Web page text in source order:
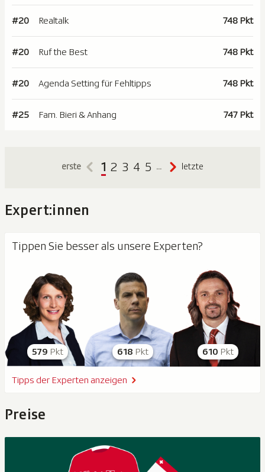
#20 Realtalk 748 Pkt
#20 Ruf the Best 748 Pkt
#20 Agenda Setting für Fehltipps 748 Pkt
#25 Fam. Bieri & Anhang 747 Pkt
erste 1 2 3 4 5 … letzte
Expert:innen
579 Pkt 618 Pkt 610 Pkt
Tippen Sie besser als unsere Experten?
Tipps der Experten anzeigen
Preise